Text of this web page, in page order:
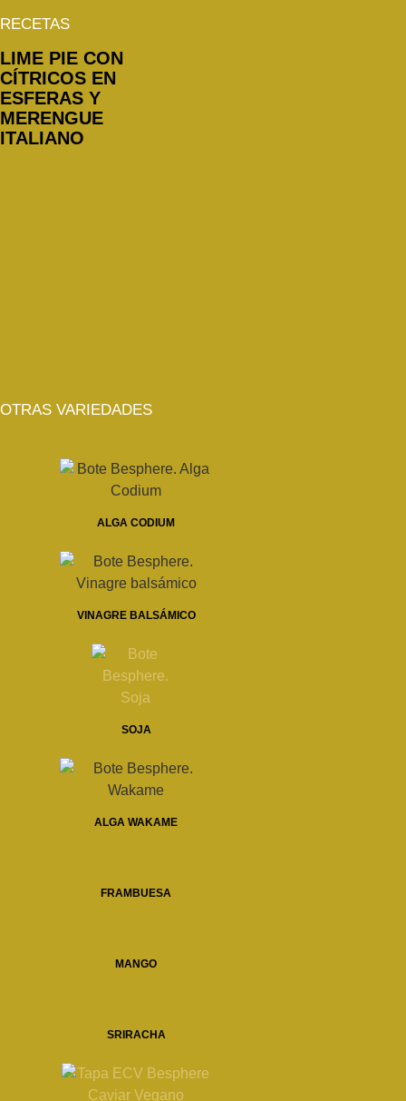
RECETAS
LIME PIE CON
CÍTRICOS EN
ESFERAS Y
MERENGUE
ITALIANO
OTRAS VARIEDADES
ALGA CODIUM
VINAGRE BALSÁMICO
SOJA
ALGA WAKAME
FRAMBUESA
MANGO
SRIRACHA